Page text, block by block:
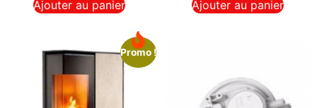
Ajouter au panier Ajouter au panier
Promo !